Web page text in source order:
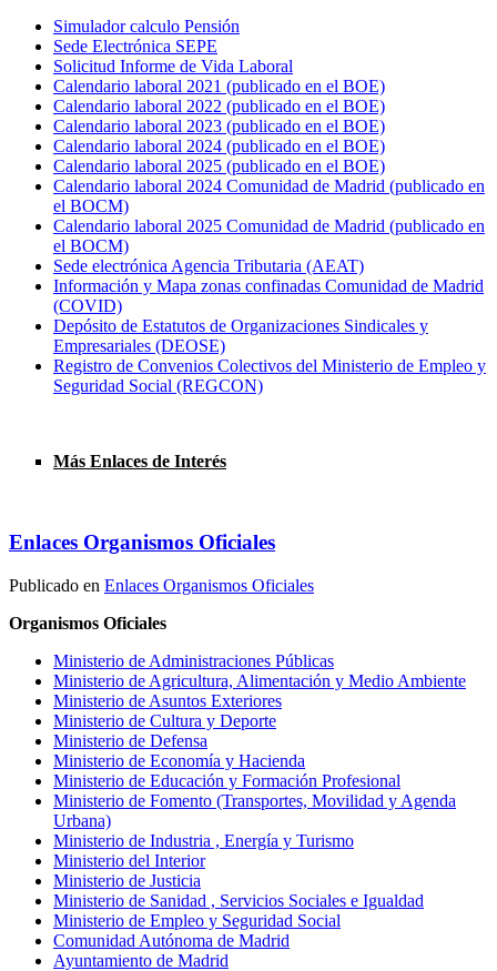
Simulador calculo Pensión
Sede Electrónica SEPE
Solicitud Informe de Vida Laboral
Calendario laboral 2021 (publicado en el BOE)
Calendario laboral 2022 (publicado en el BOE)
Calendario laboral 2023 (publicado en el BOE)
Calendario laboral 2024 (publicado en el BOE)
Calendario laboral 2025 (publicado en el BOE)
Calendario laboral 2024 Comunidad de Madrid (publicado en
el BOCM)
Calendario laboral 2025 Comunidad de Madrid (publicado en
el BOCM)
Sede electrónica Agencia Tributaria (AEAT)
Información y Mapa zonas confinadas Comunidad de Madrid
(COVID)
Depósito de Estatutos de Organizaciones Sindicales y
Empresariales (DEOSE)
Registro de Convenios Colectivos del Ministerio de Empleo y
Seguridad Social (REGCON)
Más Enlaces de Interés
Enlaces Organismos Oficiales
Publicado en Enlaces Organismos Oficiales
Organismos Oficiales
Ministerio de Administraciones Públicas
Ministerio de Agricultura, Alimentación y Medio Ambiente
Ministerio de Asuntos Exteriores
Ministerio de Cultura y Deporte
Ministerio de Defensa
Ministerio de Economía y Hacienda
Ministerio de Educación y Formación Profesional
Ministerio de Fomento (Transportes, Movilidad y Agenda
Urbana)
Ministerio de Industria , Energía y Turismo
Ministerio del Interior
Ministerio de Justicia
Ministerio de Sanidad , Servicios Sociales e Igualdad
Ministerio de Empleo y Seguridad Social
Comunidad Autónoma de Madrid
Ayuntamiento de Madrid